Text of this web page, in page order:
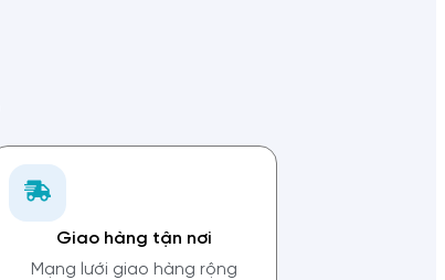
Giao hàng tận nơi
Mạng lưới giao hàng rộng